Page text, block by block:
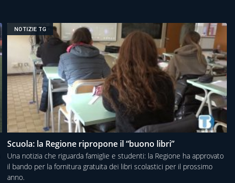
NOTIZIE TG
Scuola: la Regione ripropone il “buono libri”
Una notizia che riguarda famiglie e studenti: la Regione ha approvato
il bando per la fornitura gratuita dei libri scolastici per il prossimo
anno.